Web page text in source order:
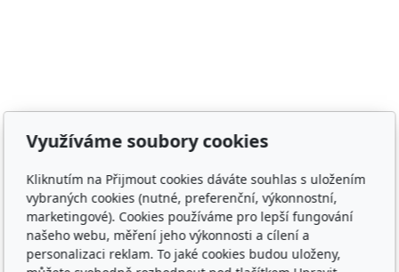
Adresa
IČ 22852778
Bankovní spojení: 2001874788/2010
Kontakt
Využíváme soubory cookies
Kliknutím na Přijmout cookies dáváte souhlas s uložením
vybraných cookies (nutné, preferenční, výkonnostní,
marketingové). Cookies používáme pro lepší fungování
našeho webu, měření jeho výkonnosti a cílení a
personalizaci reklam. To jaké cookies budou uloženy,